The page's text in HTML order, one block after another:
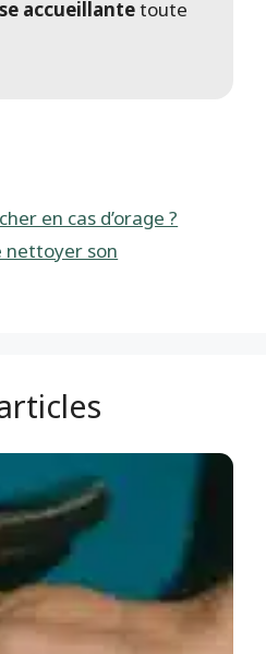
accueillantetoute
en cas d’orage ?
nettoyer son